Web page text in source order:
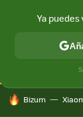
CONECTIVIDAD
HOY SE HABLA
Bizum
Ya puedes